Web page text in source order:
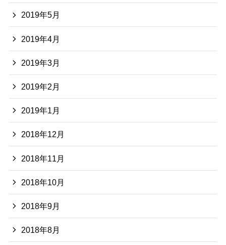
2019年5月
2019年4月
2019年3月
2019年2月
2019年1月
2018年12月
2018年11月
2018年10月
2018年9月
2018年8月